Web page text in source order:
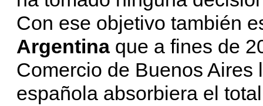
Con ese objetivo también
Argentinaque a fines de
Comercio de Buenos
española absorbiera el